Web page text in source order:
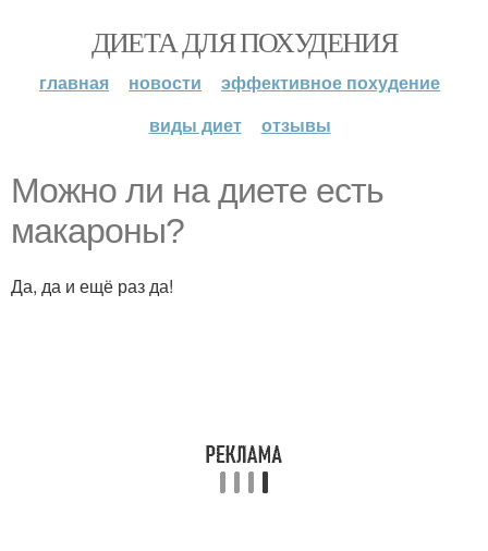
ДИЕТА ДЛЯ ПОХУДЕНИЯ
главная новости
эффективное похудение
виды диет
отзывы
Можно ли на диете есть
макароны?
Да, да и ещё раз да!